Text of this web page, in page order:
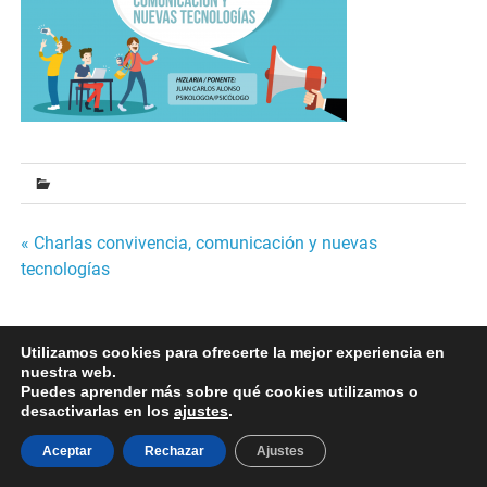
Navegación
entradas
« Charlas convivencia, comunicación y nuevas
tecnologías
Desarrollado porWordPressyMerlin.
Utilizamos cookies para ofrecerte la mejor experiencia en
nuestra web.
Puedes aprender más sobre qué cookies utilizamos o
desactivarlas en los ajustes.
Aceptar Rechazar Ajustes